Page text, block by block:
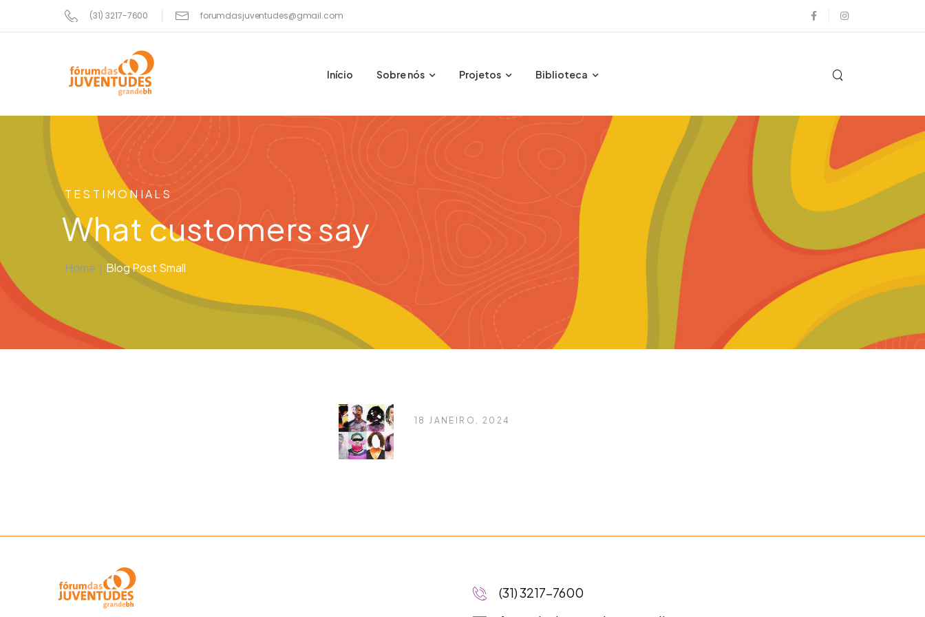
(31) 3217-7600 forumdasjuventudes@gmail.com
Início Sobre nós Projetos Biblioteca
TESTIMONIALS
What customers say
Home Blog Post Small
18 JANEIRO, 2024
(31) 3217-7600